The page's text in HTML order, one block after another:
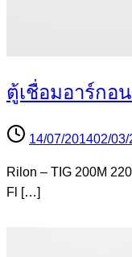
ตู้เชื่อมอาร์กอ
14/07/201402/03/
Rilon – TIG 200M
Fl […]